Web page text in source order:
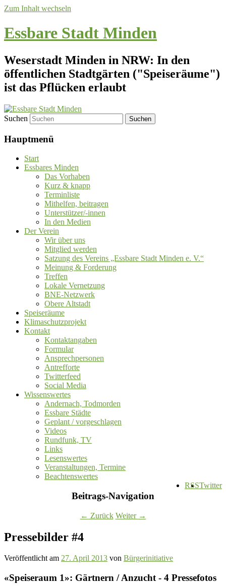
Zum Inhalt wechseln
Essbare Stadt Minden
Weserstadt Minden in NRW: In den
öffentlichen Stadtgärten ("Speiseräume")
ist das Pflücken erlaubt
Suchen
Hauptmenü
Start
Essbares Minden
Das Vorhaben
Kurz & knapp
Terminliste
Mithelfen, beitragen
Unterstützer/-innen
In den Medien
Der Verein
Wir über uns
Mitglied werden
Satzung des Vereins „Essbare Stadt Minden e. V.“
Meinung & Forderung
Treffen
Lokale Vernetzung
BNE-Netzwerk
Obere Altstadt
Speiseräume
Klimaschutzprojekt
Kontakt
Kontaktangaben
Formular
Ansprechpersonen
Antrefforte
Twitterfeed
Social Media
Wissenswertes
Andernach, Todmorden
Essbare Städte
Geplant / vorgeschlagen
Videos
Rundfunk, TV
Links
Lesenswertes
Veranstaltungen, Termine
Beachtenswertes
Twitter
RSS
Beitrags-Navigation
← Zurück Weiter →
Pressebilder #4
Veröffentlicht am 27. April 2013 von Bürgerinitiative
«Speiseraum 1»: Gärtnern / Anzucht - 4 Pressefotos